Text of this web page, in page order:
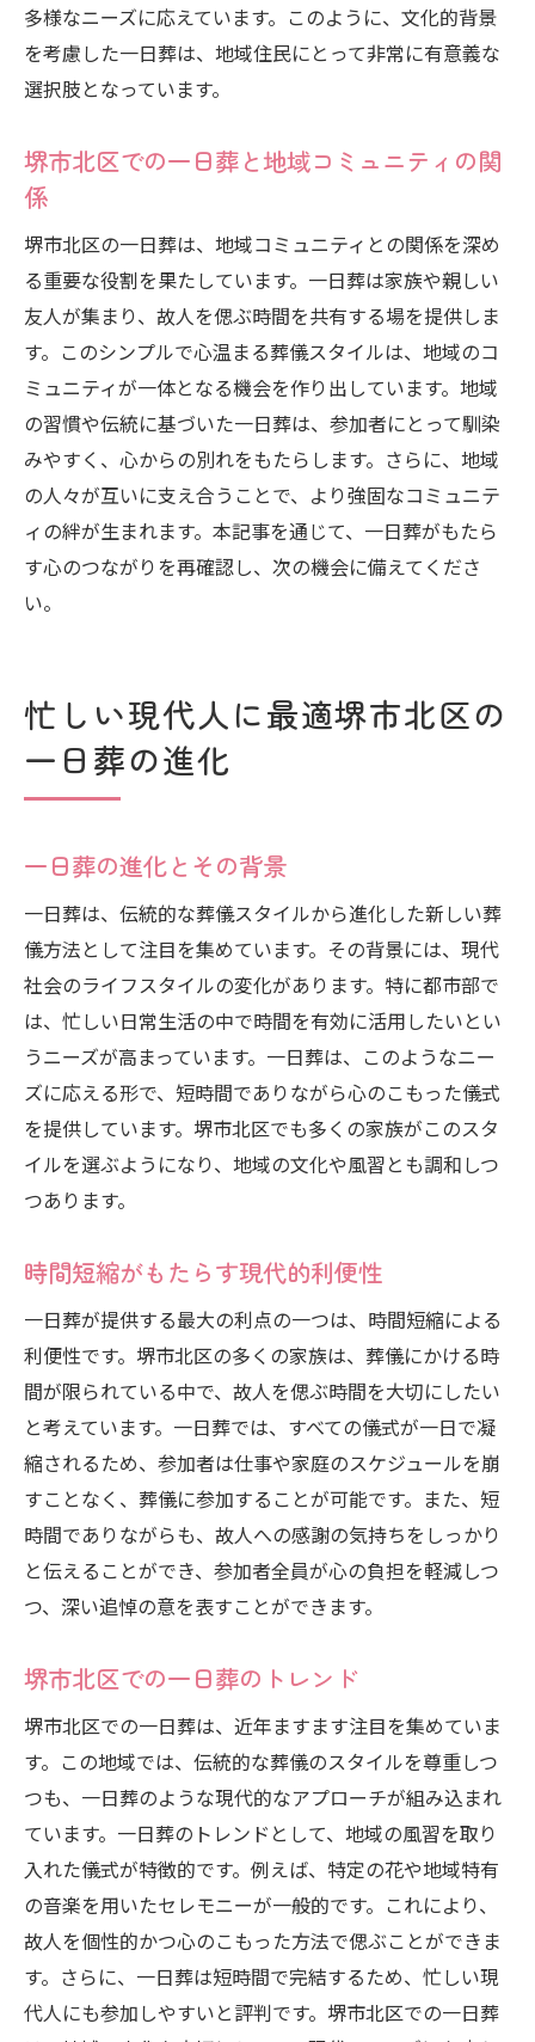
多様なニーズに応えています。このように、文化的背景
を考慮した一日葬は、地域住民にとって非常に有意義な
選択肢となっています。
堺市北区での一日葬と地域コミュニティの関
係
堺市北区の一日葬は、地域コミュニティとの関係を深め
る重要な役割を果たしています。一日葬は家族や親しい
友人が集まり、故人を偲ぶ時間を共有する場を提供しま
す。このシンプルで心温まる葬儀スタイルは、地域のコ
ミュニティが一体となる機会を作り出しています。地域
の習慣や伝統に基づいた一日葬は、参加者にとって馴染
みやすく、心からの別れをもたらします。さらに、地域
の人々が互いに支え合うことで、より強固なコミュニテ
ィの絆が生まれます。本記事を通じて、一日葬がもたら
す心のつながりを再確認し、次の機会に備えてくださ
い。
忙しい現代人に最適堺市北区の
一日葬の進化
一日葬の進化とその背景
一日葬は、伝統的な葬儀スタイルから進化した新しい葬
儀方法として注目を集めています。その背景には、現代
社会のライフスタイルの変化があります。特に都市部で
は、忙しい日常生活の中で時間を有効に活用したいとい
うニーズが高まっています。一日葬は、このようなニー
ズに応える形で、短時間でありながら心のこもった儀式
を提供しています。堺市北区でも多くの家族がこのスタ
イルを選ぶようになり、地域の文化や風習とも調和しつ
つあります。
時間短縮がもたらす現代的利便性
一日葬が提供する最大の利点の一つは、時間短縮による
利便性です。堺市北区の多くの家族は、葬儀にかける時
間が限られている中で、故人を偲ぶ時間を大切にしたい
と考えています。一日葬では、すべての儀式が一日で凝
縮されるため、参加者は仕事や家庭のスケジュールを崩
すことなく、葬儀に参加することが可能です。また、短
時間でありながらも、故人への感謝の気持ちをしっかり
と伝えることができ、参加者全員が心の負担を軽減しつ
つ、深い追悼の意を表すことができます。
堺市北区での一日葬のトレンド
堺市北区での一日葬は、近年ますます注目を集めていま
す。この地域では、伝統的な葬儀のスタイルを尊重しつ
つも、一日葬のような現代的なアプローチが組み込まれ
ています。一日葬のトレンドとして、地域の風習を取り
入れた儀式が特徴的です。例えば、特定の花や地域特有
の音楽を用いたセレモニーが一般的です。これにより、
故人を個性的かつ心のこもった方法で偲ぶことができま
す。さらに、一日葬は短時間で完結するため、忙しい現
代人にも参加しやすいと評判です。堺市北区での一日葬